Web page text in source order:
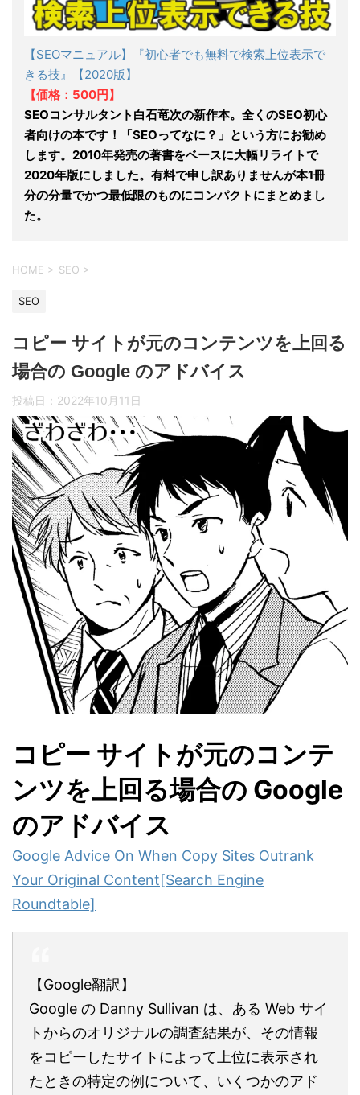
【SEOマニュアル】『初心者でも無料で検索上位表示で
きる技』【2020版】
【価格：500円】
SEOコンサルタント白石竜次の新作本。全くのSEO初心
者向けの本です！「SEOってなに？」という方にお勧め
します。2010年発売の著書をベースに大幅リライトで
2020年版にしました。有料で申し訳ありませんが本1冊
分の分量でかつ最低限のものにコンパクトにまとめまし
た。
HOME > SEO >
SEO
コピー サイトが元のコンテンツを上回る
場合の Google のアドバイス
投稿日： 2022年10月11日
コピー サイトが元のコンテ
ンツを上回る場合の Google
のアドバイス
Google Advice On When Copy Sites Outrank
Your Original Content[Search Engine
Roundtable]
【Google翻訳】
Google の Danny Sullivan は、ある Web サイ
トからのオリジナルの調査結果が、その情報
をコピーしたサイトによって上位に表示され
たときの特定の例について、いくつかのアド